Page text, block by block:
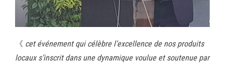
《 cet événement qui célèbre l’excellence de nos produits
locaux s’inscrit dans une dynamique voulue et soutenue par